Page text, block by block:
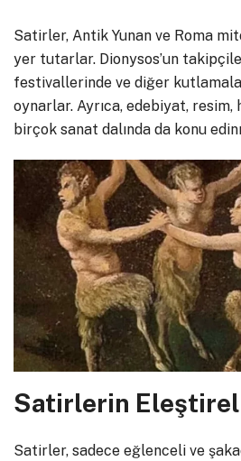
Satirler, Antik Yunan ve Roma
yer tutarlar. Dionysos’un
festivallerinde ve diğer
oynarlar. Ayrıca, edebiyat,
birçok sanat dalında da konu
Satirlerin Eleştirel
Satirler, sadece eğlenceli ve